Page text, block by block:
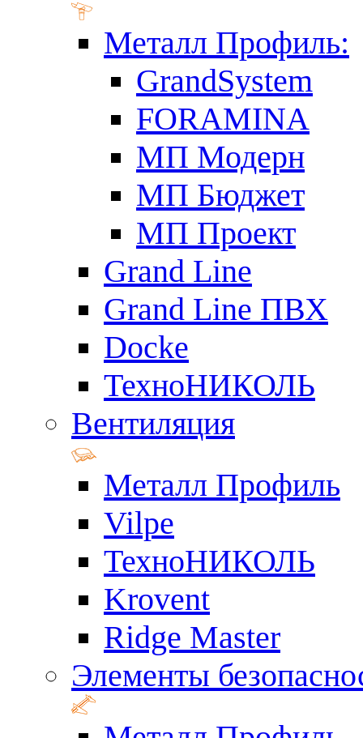
Металл Профиль:
GrandSystem
FORAMINA
МП Модерн
МП Бюджет
МП Проект
Grand Line
Grand Line ПВХ
Docke
ТехноНИКОЛЬ
Вентиляция
Металл Профиль
Vilpe
ТехноНИКОЛЬ
Krovent
Ridge Master
Элементы